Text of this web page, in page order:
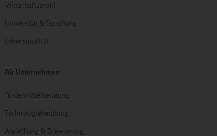
Wirtschaftsprofil
Universität & Forschung
Lebensqualität
Für Unternehmen
Fördermittelberatung
Technologieberatung
Ansiedlung & Erweiterung